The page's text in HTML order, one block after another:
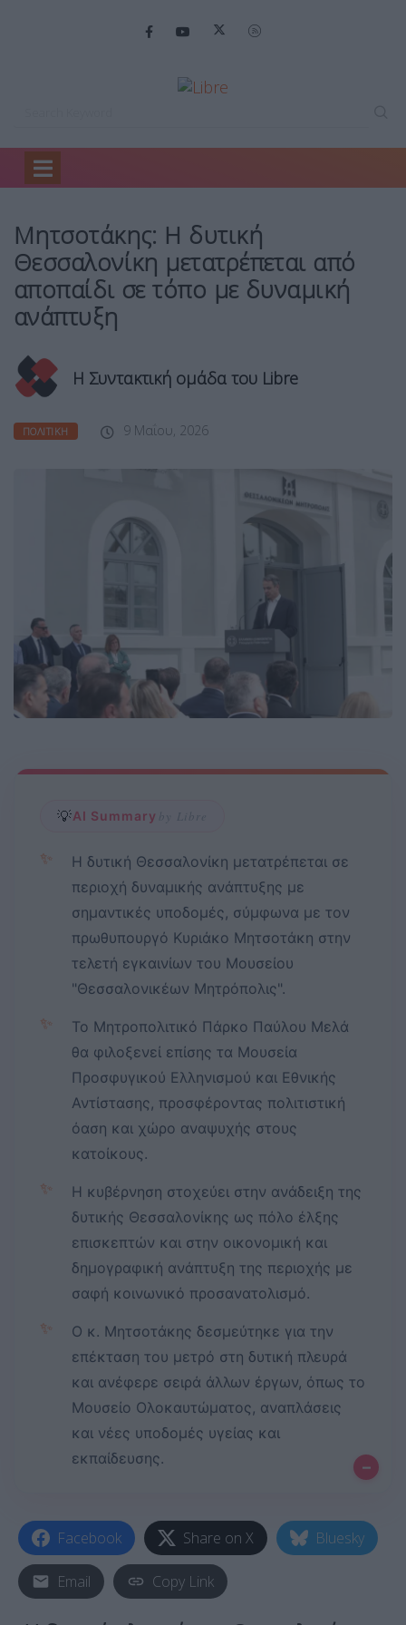
Home
Μητσοτάκης: Η δυτική
Θεσσαλονίκη μετατρέπεται από
αποπαίδι σε τόπο με δυναμική
ανάπτυξη
Η Συντακτική ομάδα του Libre
ΠΟΛΙΤΙΚΉ 9 Μαΐου, 2026
💡AI Summary by Libre
✨
Η δυτική Θεσσαλονίκη μετατρέπεται σε
περιοχή δυναμικής ανάπτυξης με
σημαντικές υποδομές, σύμφωνα με τον
πρωθυπουργό Κυριάκο Μητσοτάκη στην
τελετή εγκαινίων του Μουσείου
"Θεσσαλονικέων Μητρόπολις".
✨
Το Μητροπολιτικό Πάρκο Παύλου Μελά
θα φιλοξενεί επίσης τα Μουσεία
Προσφυγικού Ελληνισμού και Εθνικής
Αντίστασης, προσφέροντας πολιτιστική
όαση και χώρο αναψυχής στους
κατοίκους.
✨
Η κυβέρνηση στοχεύει στην ανάδειξη της
δυτικής Θεσσαλονίκης ως πόλο έλξης
επισκεπτών και στην οικονομική και
δημογραφική ανάπτυξη της περιοχής με
σαφή κοινωνικό προσανατολισμό.
✨
Ο κ. Μητσοτάκης δεσμεύτηκε για την
επέκταση του μετρό στη δυτική πλευρά
και ανέφερε σειρά άλλων έργων, όπως το
Μουσείο Ολοκαυτώματος, αναπλάσεις
και νέες υποδομές υγείας και
εκπαίδευσης.
–
Facebook Share on X Bluesky
Email Copy Link